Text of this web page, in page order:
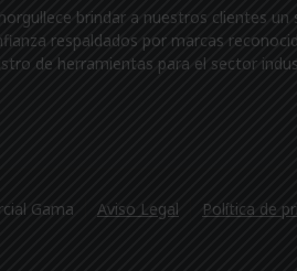
brindar a nuestros clientes
respaldados por marcas
de herramientas para el sector
Gama Aviso Legal Política de